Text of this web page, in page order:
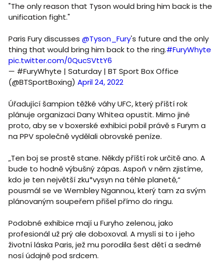
"The only reason that Tyson would bring him back is the
unification fight."
Paris Fury discusses @Tyson_Fury's future and the only
thing that would bring him back to the ring.#FuryWhyte
pic.twitter.com/0QucSVttY6
— #FuryWhyte | Saturday | BT Sport Box Office
(@BTSportBoxing) April 24, 2022
Úřadující šampion těžké váhy UFC, který příští rok
plánuje organizaci Dany Whitea opustit. Mimo jiné
proto, aby se v boxerské exhibici pobil právě s Furym a
na PPV společně vydělali obrovské peníze.
„Ten boj se prostě stane. Někdy příští rok určitě ano. A
bude to hodně výbušný zápas. Aspoň v něm zjistíme,
kdo je ten největší zku*vysyn na téhle planetě,“
pousmál se ve Wembley Ngannou, který tam za svým
plánovaným soupeřem přišel přímo do ringu.
Podobné exhibice mají u Furyho zelenou, jako
profesionál už prý ale doboxoval. A myslí si to i jeho
životní láska Paris, jež mu porodila šest dětí a sedmé
nosí údajně pod srdcem.